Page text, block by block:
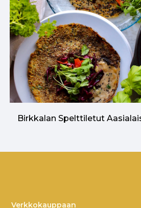
Birkkalan Spelttiletut
Verkkokauppaan